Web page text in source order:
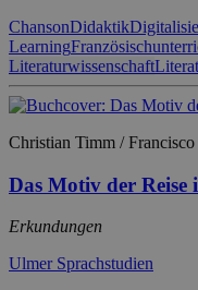
ChansonDidaktik
Learning
Literaturwissenschaft
Christian Timm /
Das Motiv der
Erkundungen
Ulmer Sprachstudien